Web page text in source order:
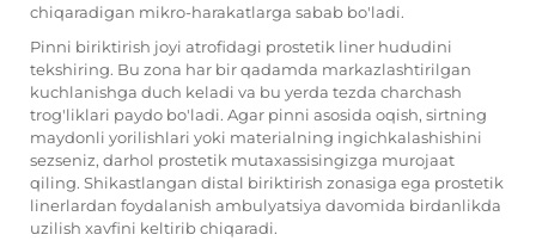
chiqaradigan mikro-harakatlarga sabab bo'ladi.
Pinni biriktirish joyi atrofidagi prostetik liner hududini
tekshiring. Bu zona har bir qadamda markazlashtirilgan
kuchlanishga duch keladi va bu yerda tezda charchash
trog'liklari paydo bo'ladi. Agar pinni asosida oqish, sirtning
maydonli yorilishlari yoki materialning ingichkalashishini
sezseniz, darhol prostetik mutaxassisingizga murojaat
qiling. Shikastlangan distal biriktirish zonasiga ega prostetik
linerlardan foydalanish ambulyatsiya davomida birdanlikda
uzilish xavfini keltirib chiqaradi.